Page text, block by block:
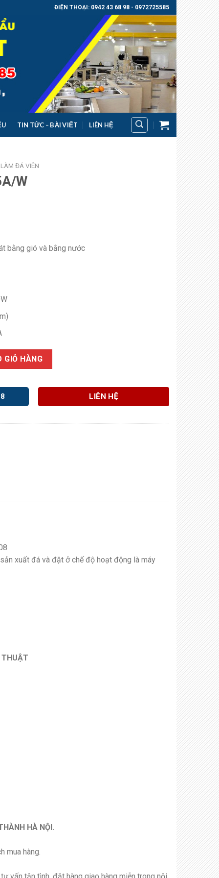
ĐIỆN THOẠI: 0942 43 68 98 - 0972725585
TIN TỨC – BÀI VIẾT LIÊN HỆ
ĐÁ VIÊN
W
bằng gió và bằng nước
GIỎ HÀNG
LIÊN HỆ
xuất đá và đặt ở chế độ hoạt động là máy
THUẬT
HÀ NỘI.
mua hàng.